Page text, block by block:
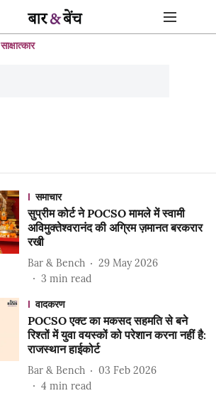
साक्षात्कार
समाचार
सुप्रीम कोर्ट ने POCSO मामले में स्वामी
अविमुक्तेश्वरानंद की अग्रिम ज़मानत बरकरार
रखी
Bar & Bench
29 May 2026
3 min read
वादकरण
POCSO एक्ट का मकसद सहमति से बने
रिश्तों में युवा वयस्कों को परेशान करना नहीं है:
राजस्थान हाईकोर्ट
Bar & Bench
03 Feb 2026
4 min read